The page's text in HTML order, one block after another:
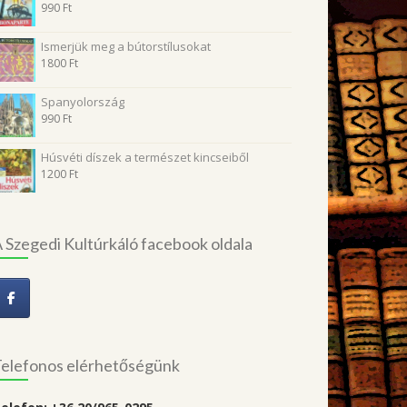
990 Ft
Ismerjük meg a bútorstílusokat
1800 Ft
Spanyolország
990 Ft
Húsvéti díszek a természet kincseiből
1200 Ft
Szegedi Kultúrkáló facebook oldala
elérhetőségünk